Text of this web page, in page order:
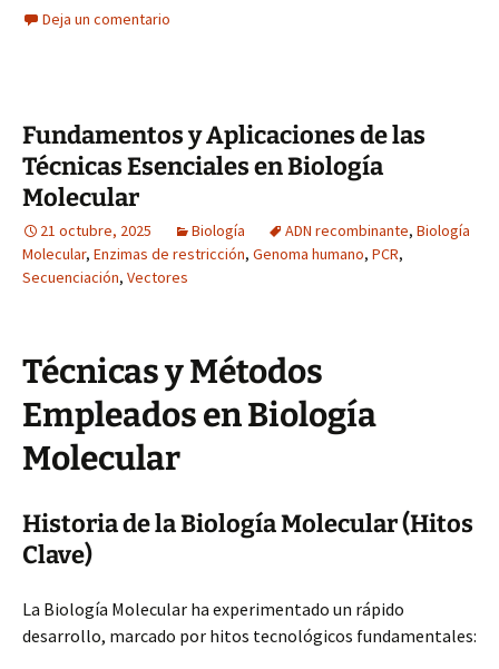
Deja un comentario
Fundamentos y Aplicaciones de las
Técnicas Esenciales en Biología
Molecular
21 octubre, 2025 Biología ADN recombinante, Biología
Molecular, Enzimas de restricción, Genoma humano, PCR,
Secuenciación, Vectores
Técnicas y Métodos
Empleados en Biología
Molecular
Historia de la Biología Molecular (Hitos
Clave)
La Biología Molecular ha experimentado un rápido
desarrollo, marcado por hitos tecnológicos fundamentales: